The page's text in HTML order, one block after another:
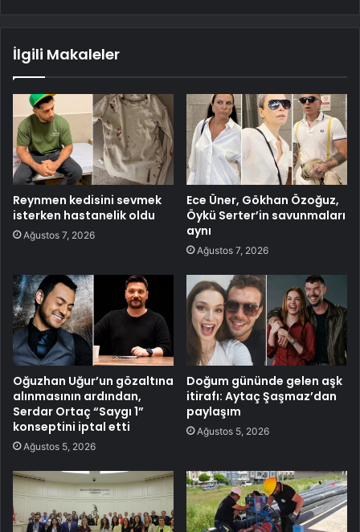
İlgili Makaleler
Reynmen kedisini sevmek
isterken hastanelik oldu
Ağustos 7, 2026
Ece Üner, Gökhan Özoğuz,
Öykü Serter’in savunmaları
aynı
Ağustos 7, 2026
Oğuzhan Uğur’un gözaltına
alınmasının ardından,
Serdar Ortaç “Saygı 1”
konseptini iptal etti
Ağustos 5, 2026
Doğum gününde gelen aşk
itirafı: Aytaç Şaşmaz’dan
paylaşım
Ağustos 5, 2026